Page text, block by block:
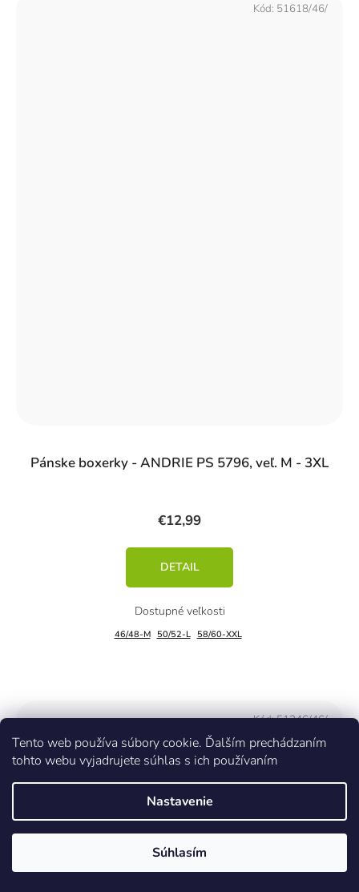
Tento web používa súbory cookie. Ďalším prechádzaním
tohto webu vyjadrujete súhlas s ich používaním
Nastavenie
Súhlasím
Pánske boxerky - ANDRIE PS 5796, veľ. M - 3XL
€12,99
DETAIL
46/48-M 50/52-L 58/60-XXL
Kód: 51618/46/
Kód:51246/46/